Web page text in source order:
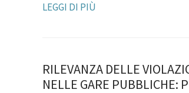
LEGGI DI PIÙ
RILEVANZA DELLE
NELLE GARE PUBBLICHE: